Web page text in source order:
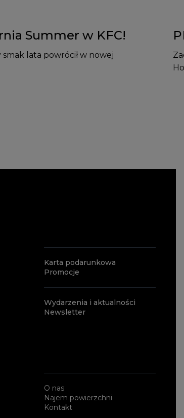
Summer w KFC!
lata powrócił w nowej
Karta podarunkowa
Promocje
Wydarzenia i aktualności
Newsletter
O nas
Najem powierzchni
Kontakt